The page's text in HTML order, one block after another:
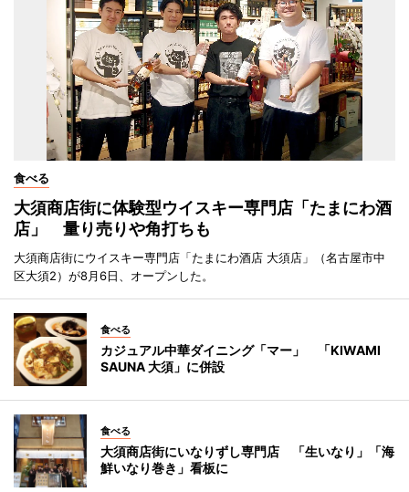
食べる
大須商店街に体験型ウイスキー専門店「たまにわ酒
店」 量り売りや角打ちも
大須商店街にウイスキー専門店「たまにわ酒店 大須店」（名古屋市中
区大須2）が8月6日、オープンした。
食べる
カジュアル中華ダイニング「マー」 「KIWAMI
SAUNA 大須」に併設
食べる
大須商店街にいなりずし専門店 「生いなり」「海
鮮いなり巻き」看板に